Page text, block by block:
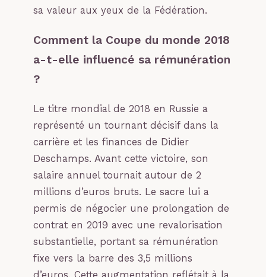
sa valeur aux yeux de la Fédération.
Comment la Coupe du monde 2018
a-t-elle influencé sa rémunération
?
Le titre mondial de 2018 en Russie a
représenté un tournant décisif dans la
carrière et les finances de Didier
Deschamps. Avant cette victoire, son
salaire annuel tournait autour de 2
millions d’euros bruts. Le sacre lui a
permis de négocier une prolongation de
contrat en 2019 avec une revalorisation
substantielle, portant sa rémunération
fixe vers la barre des 3,5 millions